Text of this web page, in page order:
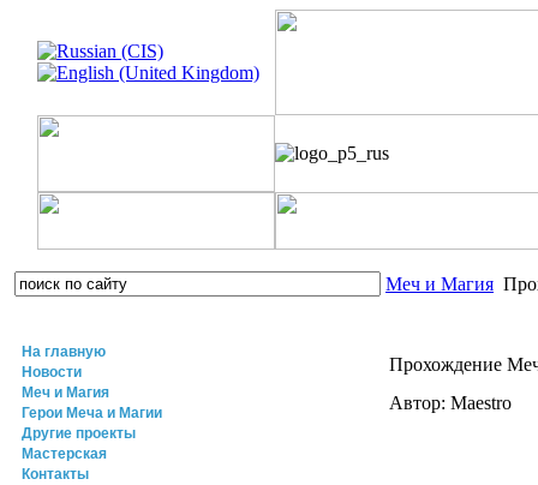
На главную
Новости
Меч и Магия
Герои Меча и Магии
Другие проекты
Мастерская
Контакты
Меч и Магия
Прохождение
Автор: Maestro